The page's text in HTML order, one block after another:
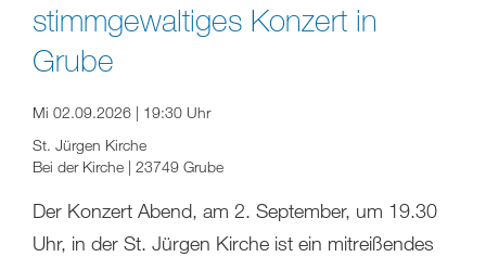
stimmgewaltiges Konzert in
Grube
Mi 02.09.2026 | 19:30 Uhr
St. Jürgen Kirche
Bei der Kirche | 23749 Grube
Der Konzert Abend, am 2. September, um 19.30
Uhr, in der St. Jürgen Kirche ist ein mitreißendes